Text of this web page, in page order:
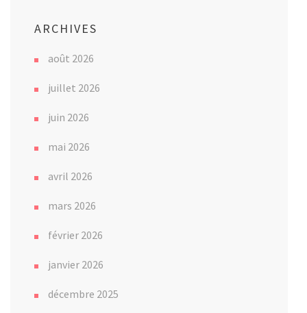
ARCHIVES
août 2026
juillet 2026
juin 2026
mai 2026
avril 2026
mars 2026
février 2026
janvier 2026
décembre 2025